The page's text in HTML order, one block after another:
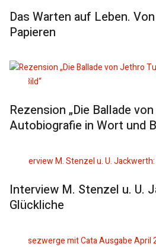
Das Warten auf Leben.
Papieren
Rezension „Die Ballade
Autobiografie in Wort und
Interview M. Stenzel u. U.
Glückliche